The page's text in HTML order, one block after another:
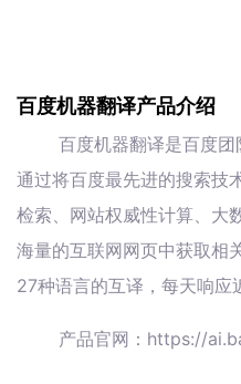
百度机器翻译产品介绍
百度机器翻译是百度团
通过将百度最先进的搜索技
检索、网站权威性计算、大
海量的互联网网页中获取相
27种语言的互译，每天响应
产品官网：https://